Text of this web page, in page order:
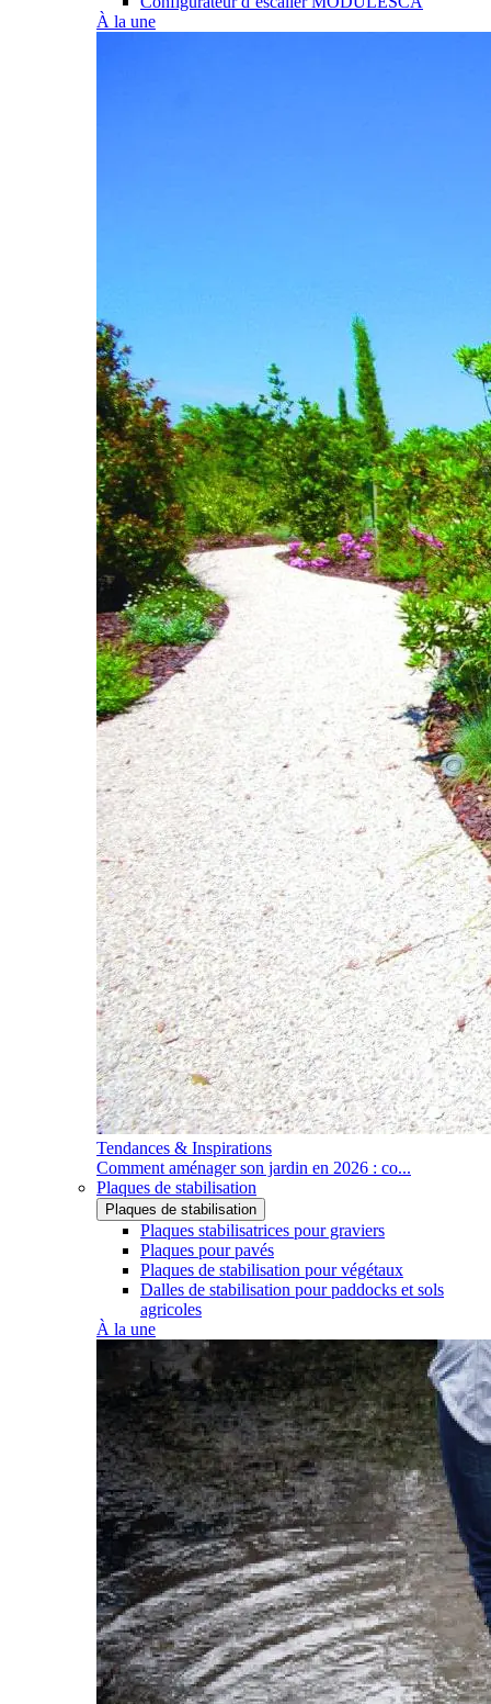
À la une
Tendances & Inspirations
Comment aménager son jardin en 2026 : co...
Plaques de stabilisation
Plaques de stabilisation
Plaques stabilisatrices pour graviers
Plaques pour pavés
Plaques de stabilisation pour végétaux
Dalles de stabilisation pour paddocks et sols
agricoles
À la une